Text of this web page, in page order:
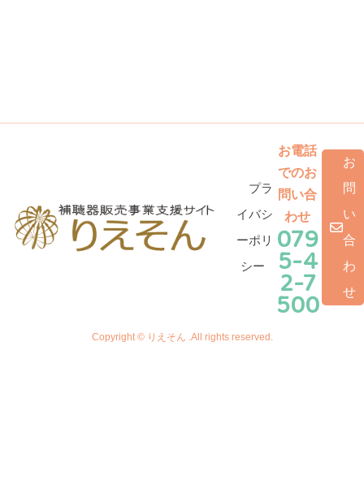
プラ
イバシ
ーポリ
シー
お電話
でのお
問い合
わせ
079
5-4
2-7
500
お
問
い
合
わ
せ
Copyright © りえそん .All rights reserved.